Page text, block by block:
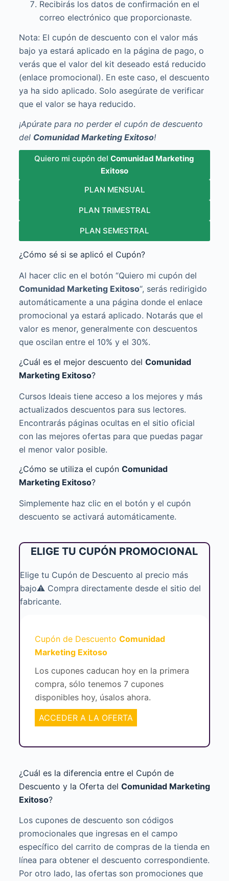
Recibirás los datos de confirmación en el
correo electrónico que proporcionaste.
Nota: El cupón de descuento con el valor más
bajo ya estará aplicado en la página de pago, o
verás que el valor del kit deseado está reducido
(enlace promocional). En este caso, el descuento
ya ha sido aplicado. Solo asegúrate de verificar
que el valor se haya reducido.
¡Apúrate para no perder el cupón de descuento
del Comunidad Marketing Exitoso!
Quiero mi cupón delComunidad Marketing
Exitoso
PLAN MENSUAL
PLAN TRIMESTRAL
PLAN SEMESTRAL
¿Cómo sé si se aplicó el Cupón?
Al hacer clic en el botón “Quiero mi cupón del
Comunidad Marketing Exitoso“, serás redirigido
automáticamente a una página donde el enlace
promocional ya estará aplicado. Notarás que el
valor es menor, generalmente con descuentos
que oscilan entre el 10% y el 30%.
¿Cuál es el mejor descuento del Comunidad
Marketing Exitoso?
Cursos Ideais tiene acceso a los mejores y más
actualizados descuentos para sus lectores.
Encontrarás páginas ocultas en el sitio oficial
con las mejores ofertas para que puedas pagar
el menor valor posible.
¿Cómo se utiliza el cupón Comunidad
Marketing Exitoso?
Simplemente haz clic en el botón y el cupón
descuento se activará automáticamente.
ELIGE TU CUPÓN PROMOCIONAL
Elige tu Cupón de Descuento al precio más
bajo⚠️ Compra directamente desde el sitio del
fabricante.
Cupón de Descuento Comunidad
Marketing Exitoso
Los cupones caducan hoy en la primera
compra, sólo tenemos 7 cupones
disponibles hoy, úsalos ahora.
ACCEDER A LA OFERTA
¿Cuál es la diferencia entre el Cupón de
Descuento y la Oferta del Comunidad Marketing
Exitoso?
Los cupones de descuento son códigos
promocionales que ingresas en el campo
específico del carrito de compras de la tienda en
línea para obtener el descuento correspondiente.
Por otro lado, las ofertas son promociones que